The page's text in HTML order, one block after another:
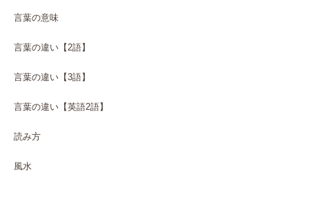
言葉の意味
言葉の違い【2語】
言葉の違い【3語】
言葉の違い【英語2語】
読み方
風水